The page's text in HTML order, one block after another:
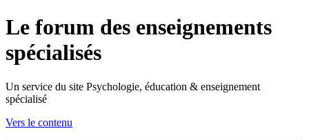
Le forum des enseignements
spécialisés
Un service du site Psychologie, éducation & enseignement
spécialisé
Vers le contenu